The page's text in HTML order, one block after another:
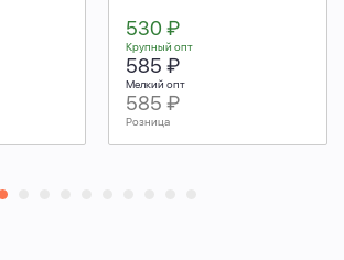
530 ₽
Крупный опт
585 ₽
Мелкий опт
585 ₽
Розница